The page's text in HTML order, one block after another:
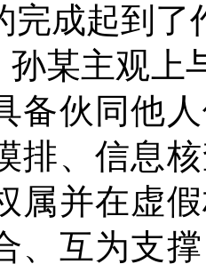
完成起到了
孙某主观上
备伙同他
排、信息
属并在虚
、互为支